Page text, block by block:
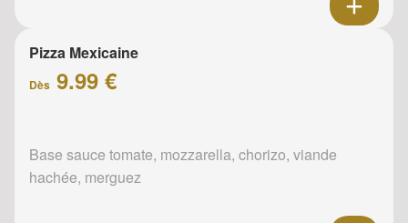
Pizza Mexicaine
Dès 9.99 €
Base sauce tomate, mozzarella, chorizo, viande
hachée, merguez